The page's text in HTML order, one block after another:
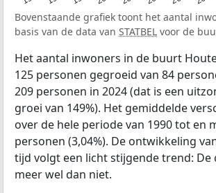
Bovenstaande grafiek toont het aantal
basis van de data van STATBEL voor de
Het aantal inwoners in de buurt
125 personen gegroeid van 84
209 personen in 2024 (dat is een
groei van 149%). Het gemiddelde
over de hele periode van 1990 tot en
personen (3,04%). De ontwikkeling
tijd volgt een licht stijgende trend: De
meer wel dan niet.